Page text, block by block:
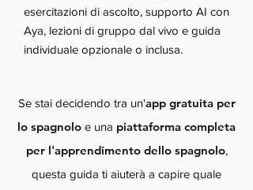
esercitazioni di ascolto, supporto AI con
Aya, lezioni di gruppo dal vivo e guida
individuale opzionale o inclusa.
Se stai decidendo tra un'app gratuita per
lo spagnolo e una piattaforma completa
per l'apprendimento dello spagnolo,
questa guida ti aiuterà a capire quale